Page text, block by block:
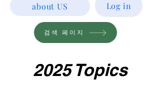
about US Log in
검색 페이지
2025 Topics